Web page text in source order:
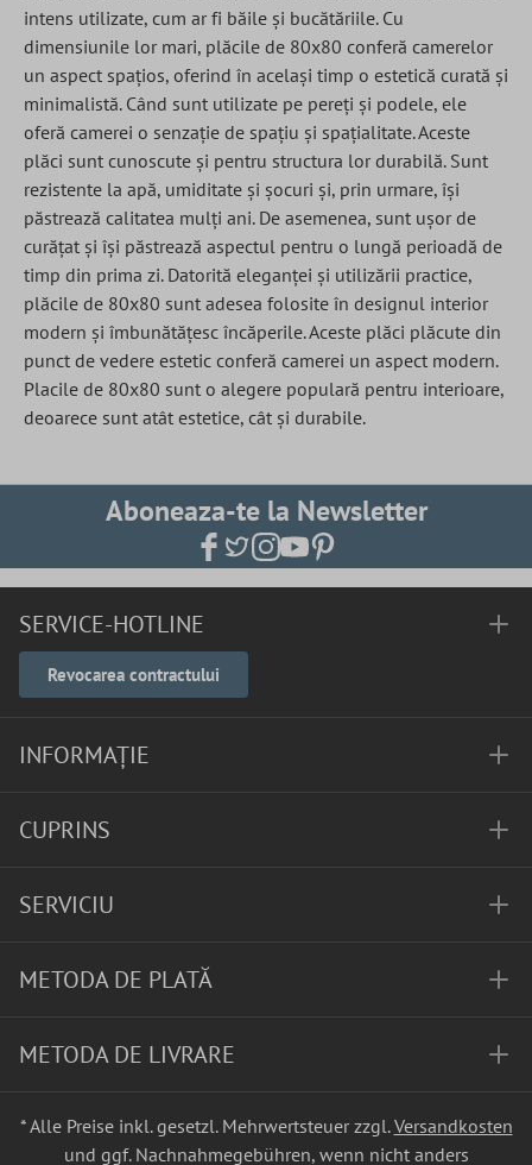
intens utilizate, cum ar fi băile și bucătăriile. Cu
dimensiunile lor mari, plăcile de 80x80 conferă camerelor
un aspect spațios, oferind în același timp o estetică curată și
minimalistă. Când sunt utilizate pe pereți și podele, ele
oferă camerei o senzație de spațiu și spațialitate. Aceste
plăci sunt cunoscute și pentru structura lor durabilă. Sunt
rezistente la apă, umiditate și șocuri și, prin urmare, își
păstrează calitatea mulți ani. De asemenea, sunt ușor de
curățat și își păstrează aspectul pentru o lungă perioadă de
timp din prima zi. Datorită eleganței și utilizării practice,
plăcile de 80x80 sunt adesea folosite în designul interior
modern și îmbunătățesc încăperile. Aceste plăci plăcute din
punct de vedere estetic conferă camerei un aspect modern.
Placile de 80x80 sunt o alegere populară pentru interioare,
deoarece sunt atât estetice, cât și durabile.
Aboneaza-te la Newsletter
SERVICE-HOTLINE
Revocarea contractului
INFORMAȚIE
CUPRINS
SERVICIU
METODA DE PLATĂ
METODA DE LIVRARE
* Alle Preise inkl. gesetzl. Mehrwertsteuer zzgl.Versandkosten
und ggf. Nachnahmegebühren, wenn nicht anders